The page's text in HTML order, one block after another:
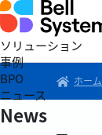
ソリューション
事例
BPO
ニュース
News
ホーム